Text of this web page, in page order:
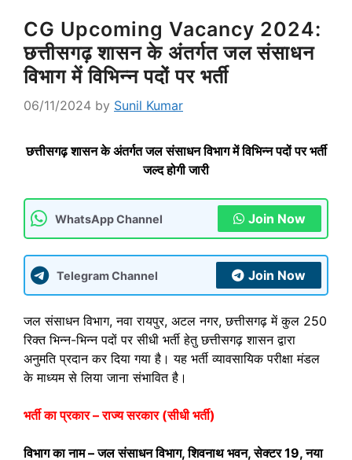
CG Upcoming Vacancy 2024:
छत्तीसगढ़ शासन के अंतर्गत जल संसाधन
विभाग में विभिन्न पदों पर भर्ती
06/11/2024 by Sunil Kumar
छत्तीसगढ़ शासन के अंतर्गत जल संसाधन विभाग में विभिन्न पदों पर भर्ती
जल्द होगी जारी
WhatsApp Channel Join Now
Telegram Channel Join Now
जल संसाधन विभाग, नवा रायपुर, अटल नगर, छत्तीसगढ़ में कुल 250
रिक्त भिन्न-भिन्न पदों पर सीधी भर्ती हेतु छत्तीसगढ़ शासन द्वारा
अनुमति प्रदान कर दिया गया है। यह भर्ती व्यावसायिक परीक्षा मंडल
के माध्यम से लिया जाना संभावित है।
भर्ती का प्रकार – राज्य सरकार (सीधी भर्ती)
विभाग का नाम – जल संसाधन विभाग, शिवनाथ भवन, सेक्टर 19, नया